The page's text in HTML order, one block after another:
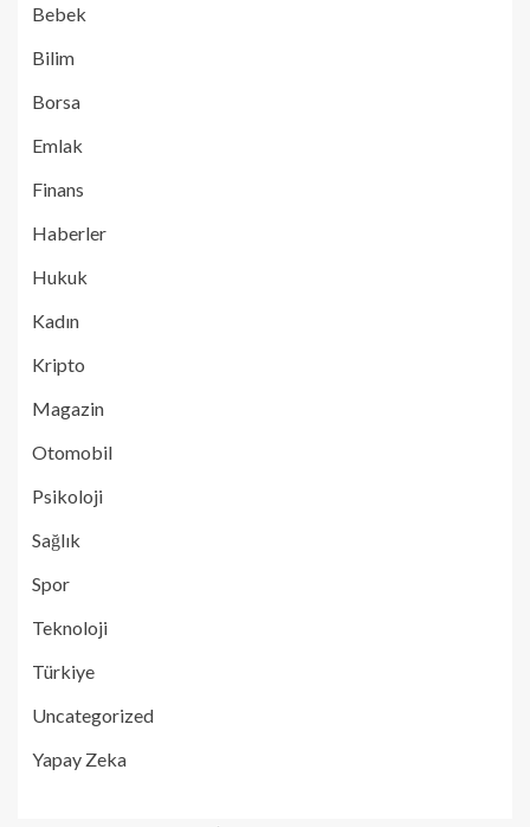
Bebek
Bilim
Borsa
Emlak
Finans
Haberler
Hukuk
Kadın
Kripto
Magazin
Otomobil
Psikoloji
Sağlık
Spor
Teknoloji
Türkiye
Uncategorized
Yapay Zeka